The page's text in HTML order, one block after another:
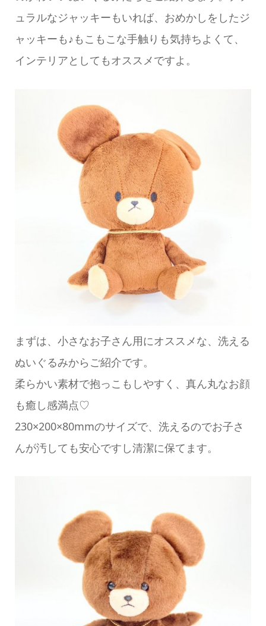
ュラルなジャッキーもいれば、おめかしをしたジ
ャッキーも♪もこもこな手触りも気持ちよくて、
インテリアとしてもオススメですよ。
まずは、小さなお子さん用にオススメな、洗える
ぬいぐるみからご紹介です。
柔らかい素材で抱っこもしやすく、真ん丸なお顔
も癒し感満点♡
230×200×80mmのサイズで、洗えるのでお子さ
んが汚しても安心ですし清潔に保てます。